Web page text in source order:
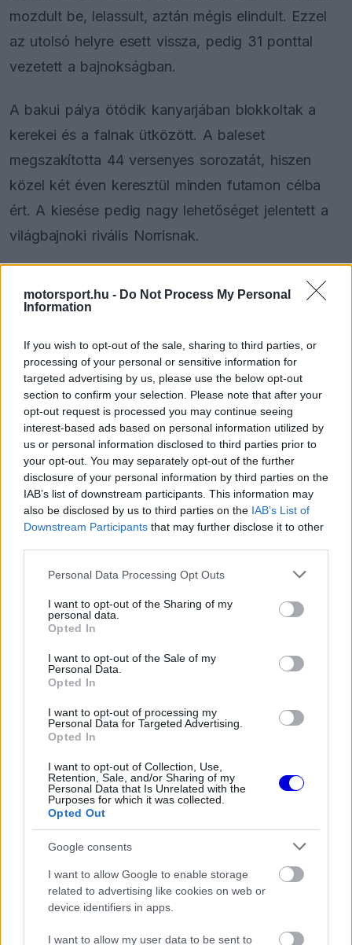
motorsport.hu - Do Not Process My Personal
Information
If you wish to opt-out of the sale, sharing to third parties, or
processing of your personal or sensitive information for
targeted advertising by us, please use the below opt-out
section to confirm your selection. Please note that after your
opt-out request is processed you may continue seeing
interest-based ads based on personal information utilized by
us or personal information disclosed to third parties prior to
your opt-out. You may separately opt-out of the further
disclosure of your personal information by third parties on the
IAB’s list of downstream participants. This information may
also be disclosed by us to third parties on the IAB’s List of
Downstream Participants that may further disclose it to other
Please note that this website/app uses one or more Google
not limited to your visit or usage behaviour. You may click to
grant or deny consent to Google and its third-party tags to
use your data for below specified purposes in below Google
consent section.
Personal Data Processing Opt Outs
I want to opt-out of the Sharing of my
personal data.
Opted In
I want to opt-out of the Sale of my
Personal Data.
Opted In
I want to opt-out of processing my
Personal Data for Targeted Advertising.
Opted In
I want to opt-out of Collection, Use,
Retention, Sale, and/or Sharing of my
Personal Data that Is Unrelated with the
Purposes for which it was collected.
Opted Out
Google consents
I want to allow Google to enable storage
related to advertising like cookies on web or
device identifiers in apps.
I want to allow my user data to be sent to
mozdult be, lelassult, aztán mégis elindult. Ezzel
az utolsó helyre esett vissza, pedig 31 ponttal
vezetett a bajnokságban.
A bakui pálya ötödik kanyarjában blokkoltak a
kerekei és a falnak ütközött. A baleset
megszakította 44 versenyes sorozatát, hiszen
közel két éven keresztül minden futamon célba
ért. A kiesése pedig nagy lehetőséget jelentett a
világbajnoki rivális Norrisnak.
Video
Player
is
loading.
This
a
modal
window.
The media could not be loaded, either because
Fotók láttak napvilágot arról, hogy Piastri egyedül
volt kénytelen visszaballagni a bokszutcába.
FORMA-1
Meggondolta magát a McLaren
FORMA-1
Amerikai versenysorozatban